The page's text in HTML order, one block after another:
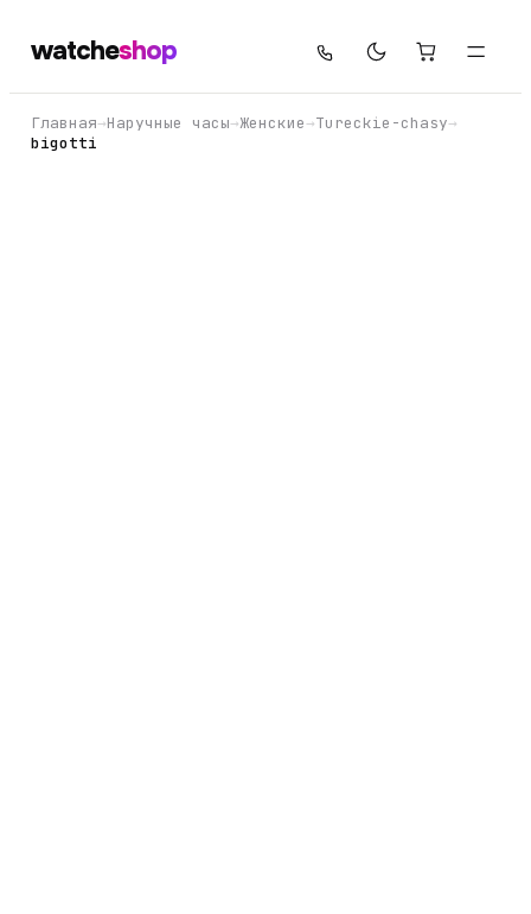
watcheshop
Главная→Наручные часы→Женские→Tureckie-chasy→
bigotti